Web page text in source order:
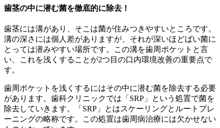
歯茎の中に潜む菌を徹底的に除去！
歯茎には溝があり、そこは菌が住みつきやすいところです。
溝の深さには個人差がありますが、それが深いほどばい菌に
とっては潜みやすい場所です。この溝を歯周ポケットと言
い、これを浅くすることが2つ目の口内環境改善の重要点で
す。
歯周ポケットを浅くするにはその中に潜む菌を除去する必要
があります。歯科クリニックでは「SRP」という処置で菌を
除去していきます。「SRP」とはスケーリングとルートプレ
ーニングの略称です。この処置は歯周病治療には欠かせない